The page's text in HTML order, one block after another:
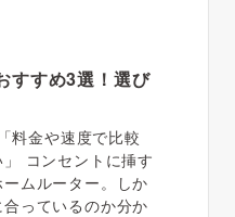
すすめ3選！選び
料金や速度で比較
コンセントに挿す
ムルーター。しか
っているのか分か